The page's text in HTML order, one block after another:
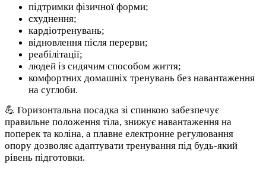
підтримки фізичної форми;
схуднення;
кардіотренувань;
відновлення після перерви;
реабілітації;
людей із сидячим способом життя;
комфортних домашніх тренувань без навантаження
на суглоби.
💪 Горизонтальна посадка зі спинкою забезпечує
правильне положення тіла, знижує навантаження на
поперек та коліна, а плавне електронне регулювання
опору дозволяє адаптувати тренування під будь-який
рівень підготовки.